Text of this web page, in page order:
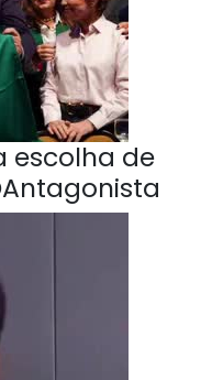
escolha de